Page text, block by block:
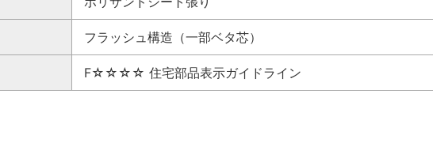
フラッシュ構造（一部ベタ芯）
F☆☆☆☆ 住宅部品表示ガイドライン